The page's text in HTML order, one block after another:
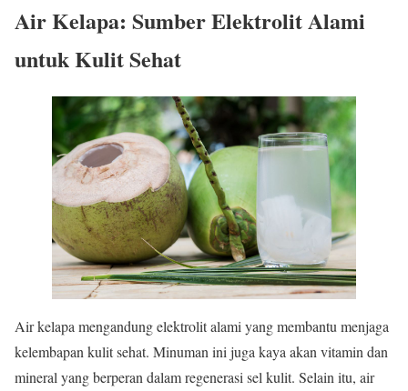
Air Kelapa: Sumber Elektrolit Alami
untuk Kulit Sehat
Air kelapa mengandung elektrolit alami yang membantu menjaga
kelembapan kulit sehat. Minuman ini juga kaya akan vitamin dan
mineral yang berperan dalam regenerasi sel kulit. Selain itu, air